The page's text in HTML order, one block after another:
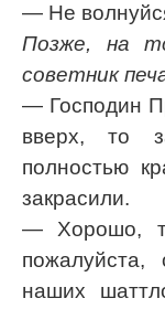
— Не
Позже, на
советник
— Господин
вверх, то
полностью
закрасили.
— Хорошо,
наших